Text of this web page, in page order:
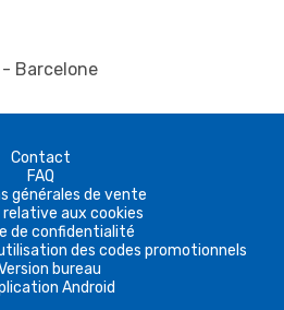
Barcelone
Contact
FAQ
générales de vente
relative aux cookies
de confidentialité
des codes promotionnels
bureau
Android